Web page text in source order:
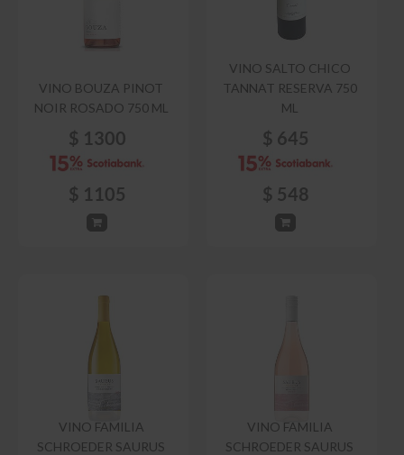
VINO BOUZA PINOT
NOIR ROSADO 750 ML
$ 1300
$ 1105
VINO SALTO CHICO
TANNAT RESERVA 750
ML
$ 645
$ 548
VINO FAMILIA
SCHROEDER SAURUS
VINO FAMILIA
SCHROEDER SAURUS